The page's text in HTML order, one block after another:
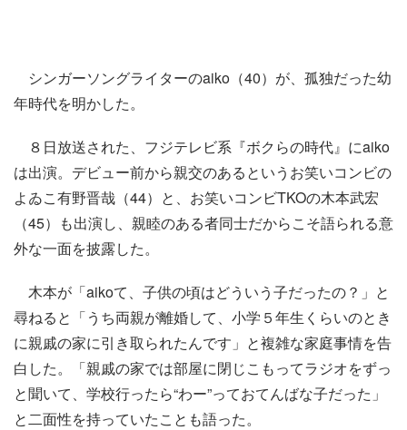
シンガーソングライターのaiko（40）が、孤独だった幼
年時代を明かした。
８日放送された、フジテレビ系『ボクらの時代』にaiko
は出演。デビュー前から親交のあるというお笑いコンビの
よゐこ有野晋哉（44）と、お笑いコンビTKOの木本武宏
（45）も出演し、親睦のある者同士だからこそ語られる意
外な一面を披露した。
木本が「aikoて、子供の頃はどういう子だったの？」と
尋ねると「うち両親が離婚して、小学５年生くらいのとき
に親戚の家に引き取られたんです」と複雑な家庭事情を告
白した。「親戚の家では部屋に閉じこもってラジオをずっ
と聞いて、学校行ったら“わー”っておてんばな子だった」
と二面性を持っていたことも語った。